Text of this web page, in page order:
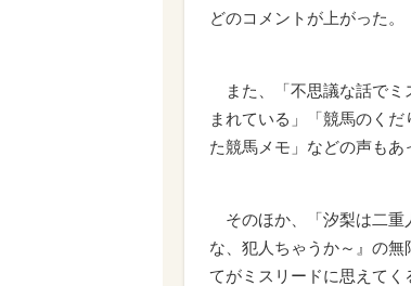
どのコメントが上がった。
また、「不思議な話でミ
まれている」「競馬のく
た競馬メモ」などの声もあ
そのほか、「汐梨は二重
な、犯人ちゃうか～』の
てがミスリードに思えてく